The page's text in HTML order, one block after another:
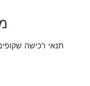
תנאי רכישה